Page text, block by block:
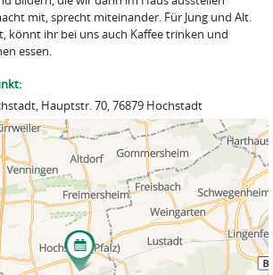
mit, sprecht miteinander. Für Jung und Alt.
könnt ihr bei uns auch Kaffee trinken und
essen.
Hauptstr. 70, 76879 Hochstadt